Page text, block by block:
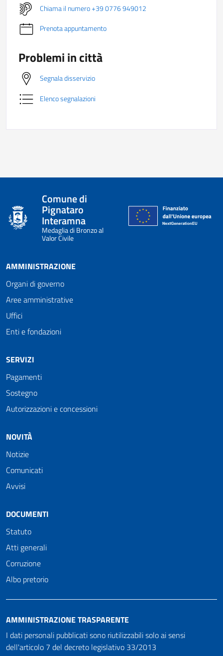
Chiama il numero +39 0776 949012
Prenota appuntamento
Problemi in città
Segnala disservizio
Elenco segnalazioni
Comune di
Pignataro
Interamna
Medaglia di Bronzo al
Valor Civile
AMMINISTRAZIONE
Organi di governo
Aree amministrative
Uffici
Enti e fondazioni
SERVIZI
Pagamenti
Sostegno
Autorizzazioni e concessioni
NOVITÀ
Notizie
Comunicati
Avvisi
DOCUMENTI
Statuto
Atti generali
Corruzione
Albo pretorio
AMMINISTRAZIONE TRASPARENTE
I dati personali pubblicati sono riutilizzabili solo ai sensi
dell'articolo 7 del decreto legislativo 33/2013